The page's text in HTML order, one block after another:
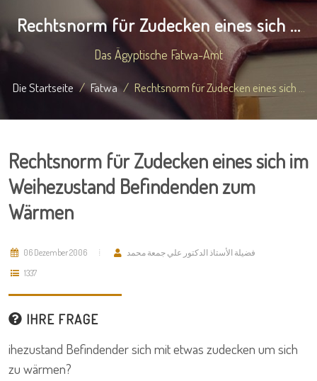
Rechtsnorm für Zudecken eines sich ...
Das Ägyptische Fatwa-Amt
Die Startseite Fatwa Rechtsnorm für Zudecken eines sich ...
Rechtsnorm für Zudecken eines sich im
Weihezustand Befindenden zum
Wärmen
06 Dezember 2006
فضيلة الأستاذ الدكتور علي جمعة محمد
1337
IHRE FRAGE
ihezustand Befindender sich mit etwas zudecken um sich
zu wärmen?